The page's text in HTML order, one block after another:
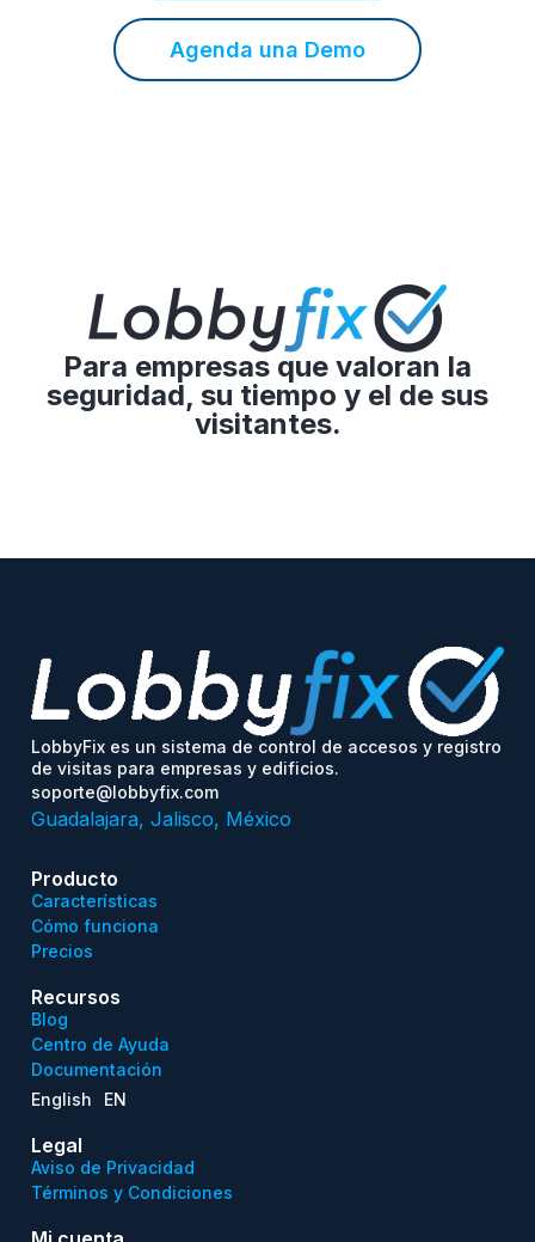
Agenda una Demo
Para empresas que valoran la
seguridad, su tiempo y el de sus
visitantes.
LobbyFix es un sistema de control de accesos y registro
de visitas para empresas y edificios.
soporte@lobbyfix.com
Guadalajara, Jalisco, México
Producto
Características
Cómo funciona
Precios
Recursos
Blog
Centro de Ayuda
Documentación
English
EN
Legal
Aviso de Privacidad
Términos y Condiciones